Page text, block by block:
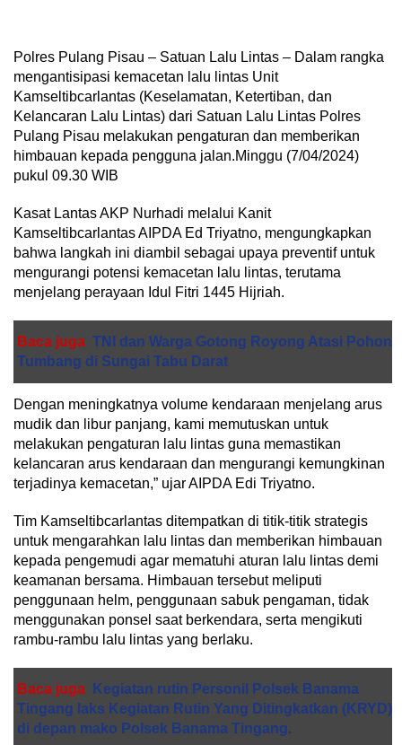
Polres Pulang Pisau – Satuan Lalu Lintas – Dalam rangka
mengantisipasi kemacetan lalu lintas Unit
Kamseltibcarlantas (Keselamatan, Ketertiban, dan
Kelancaran Lalu Lintas) dari Satuan Lalu Lintas Polres
Pulang Pisau melakukan pengaturan dan memberikan
himbauan kepada pengguna jalan.Minggu (7/04/2024)
pukul 09.30 WIB
Kasat Lantas AKP Nurhadi melalui Kanit
Kamseltibcarlantas AIPDA Ed Triyatno, mengungkapkan
bahwa langkah ini diambil sebagai upaya preventif untuk
mengurangi potensi kemacetan lalu lintas, terutama
menjelang perayaan Idul Fitri 1445 Hijriah.
Baca juga TNI dan Warga Gotong Royong Atasi Pohon
Tumbang di Sungai Tabu Darat
Dengan meningkatnya volume kendaraan menjelang arus
mudik dan libur panjang, kami memutuskan untuk
melakukan pengaturan lalu lintas guna memastikan
kelancaran arus kendaraan dan mengurangi kemungkinan
terjadinya kemacetan,” ujar AIPDA Edi Triyatno.
Tim Kamseltibcarlantas ditempatkan di titik-titik strategis
untuk mengarahkan lalu lintas dan memberikan himbauan
kepada pengemudi agar mematuhi aturan lalu lintas demi
keamanan bersama. Himbauan tersebut meliputi
penggunaan helm, penggunaan sabuk pengaman, tidak
menggunakan ponsel saat berkendara, serta mengikuti
rambu-rambu lalu lintas yang berlaku.
Baca juga
Kegiatan rutin Personil Polsek Banama
Tingang laks Kegiatan Rutin Yang Ditingkatkan (KRYD)
di depan mako Polsek Banama Tingang.